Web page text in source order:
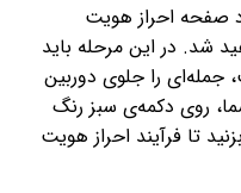
صفحه احراز هویت
شد. در این مرحله باید
جمله‌ای را جلوی دوربین
روی دکمه‌ی سبز رنگ
تا فرآیند احراز هویت